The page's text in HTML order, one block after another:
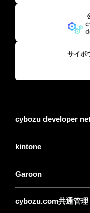
サイボ
cybozu developer
kintone
Garoon
cybozu.com共通管理